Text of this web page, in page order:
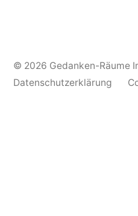
© 2026 Gedanken-Räume
Datenschutzerklärung